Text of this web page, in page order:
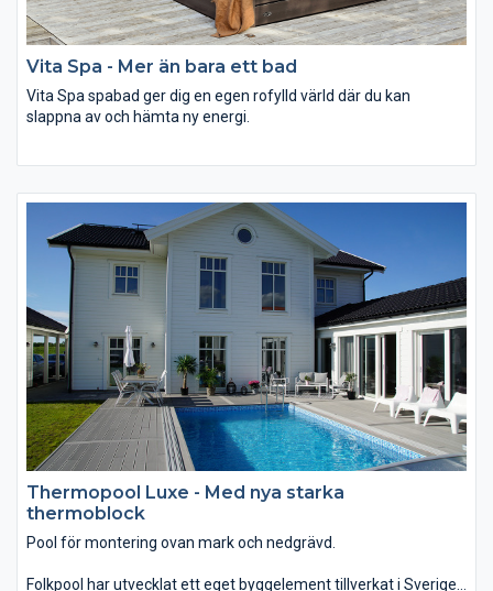
Vita Spa - Mer än bara ett bad
Vita Spa spabad ger dig en egen rofylld värld där du kan
slappna av och hämta ny energi.
funktioner.
Du känner igen Vita Spa på de vackra och väldesignade
detaljerna. Bland annat har alla modeller eleganta rostfria
jetmunstycken som standard.
När du väljer Vita Spa får du högsta kvalitet på materialvalen
men också på vattenkvaliteten.
Thermopool Luxe - Med nya starka
thermoblock
Pool för montering ovan mark och nedgrävd.
Folkpool har utvecklat ett eget byggelement tillverkat i Sverige